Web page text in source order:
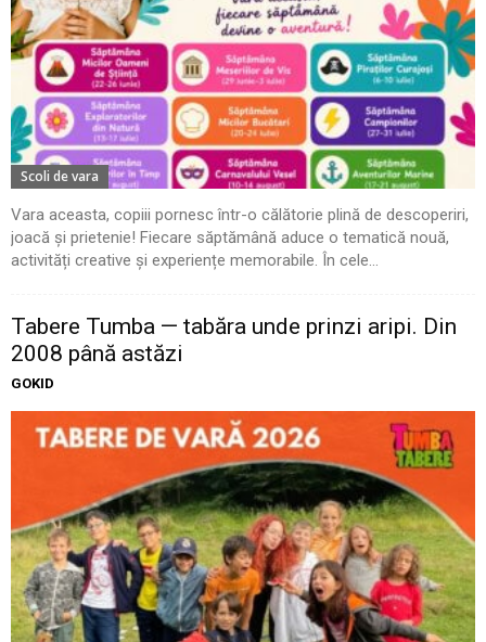
Scoli de vara
Vara aceasta, copiii pornesc într-o călătorie plină de descoperiri,
joacă și prietenie! Fiecare săptămână aduce o tematică nouă,
activități creative și experiențe memorabile. În cele...
Tabere Tumba — tabăra unde prinzi aripi. Din
2008 până astăzi
GOKID